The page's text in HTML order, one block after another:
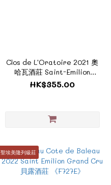
Clos de L'Oratoire 2021 奧
哈瓦酒莊 Saint-Emilion
Grand Cru Classé
《ZTF946E》
HK$355.00
聖埃美隆列級莊